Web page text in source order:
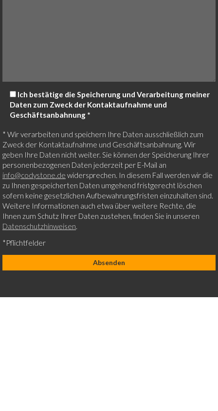
Ich bestätige die Speicherung und Verarbeitung meiner
Daten zum Zweck der Kontaktaufnahme und
Geschäftsanbahnung *
* Wir verarbeiten und speichern Ihre Daten ausschließlich zum
Zweck der Kontaktaufnahme und Geschäftsanbahnung. Wir
geben Ihre Daten nicht weiter. Sie können der Speicherung Ihrer
personenbezogenen Daten jederzeit per E-Mail an
info@codystone.de widersprechen. In diesem Fall werden wir die
zu Ihnen gespeicherten Daten umgehend fristgerecht löschen
sofern keine gesetzlichen Aufbewahrungsfristen einzuhalten sind.
Weitere Informationen auch etwa über weitere Rechte, die
Ihnen zum Schutz Ihrer Daten zustehen, finden Sie in unseren
Datenschutzhinweisen
*Pflichtfelder